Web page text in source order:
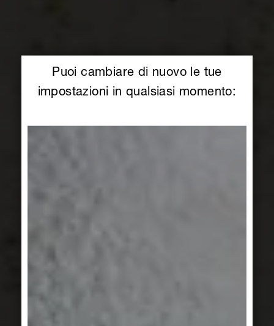
Puoi cambiare di nuovo le tue
impostazioni in qualsiasi momento: